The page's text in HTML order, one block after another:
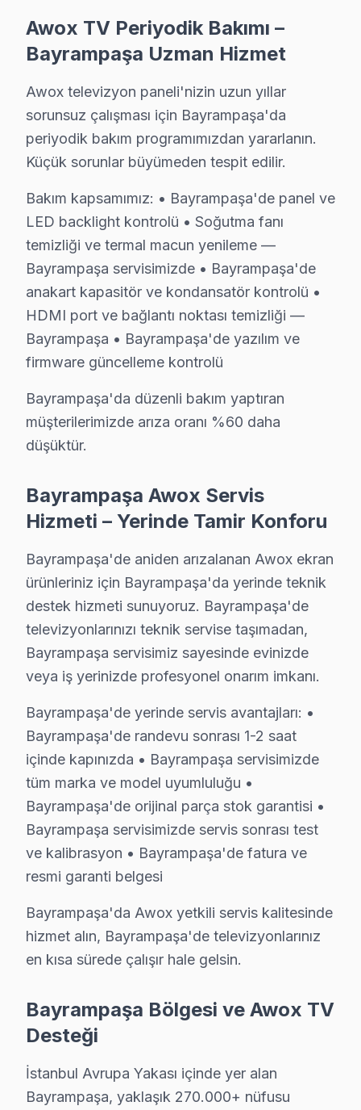
Coğrafi olarak merkezi bir konumda bulunan
Bu bağlamda, Awox TV modellerinin dağılımı da
Özellikle Bayrampaşa'nın bazı mahallelerinde, eski
Awox TV'nin Bayrampaşa'deki Yeri
İkinci sık görülen sorun, anakart arızalarıdır.
Üçüncü önemli sorun, güç kartı arızalarıdır. Ekranın
Dördüncü sık karşılaşılan sorun, backlight
Son olarak yazılım sorunları, kullanıcılar
Bütün bu teknik sorunlar, Bayrampaşa'daki Awox
Bayrampaşa ve Elektronik Tüketim Tarihi
Altıntepsi'de Awox TV Servisi
Altıntepsi Mahallesi, genelde eski binalarıyla
Cevatpaşa Mahallesi, dinamik yapısıyla dikkat
İsmetpaşa'da Awox TV Servisi
İsmetpaşa Mahallesi, tarihi dokusu ve çeşitli sosyal
Kartaltepe'de Awox TV Servisi
Kartaltepe Mahallesi, geniş apartman yapılarıyla
Kocatepe'de Awox TV Servisi
Muratpaşa'da Awox TV Servisi
Muratpaşa Mahallesi, yoğun bir göç alan ve dinamik
Orta'da Awox TV Servisi
Orta Mahallesi, tarihi geçmişiyle dikkat çeken bir
Terazidere'de Awox TV Servisi
Terazidere Mahallesi, her kesimden insanın
Vatan'da Awox TV Servisi
Vatan Mahallesi, tarihi ve kültürel dokusuyla önemli
Yenidoğan Mahallesi, genç nüfus yapısıyla dikkat
Yıldırım Mahallesi, yoğun yerleşim yapısıyla
Awox TV Periyodik Bakımı –
Bayrampaşa Uzman Hizmet
Awox televizyon paneli'nizin uzun yıllar
sorunsuz çalışması için Bayrampaşa'da
periyodik bakım programımızdan yararlanın.
Küçük sorunlar büyümeden tespit edilir.
Bakım kapsamımız: • Bayrampaşa'de panel ve
LED backlight kontrolü • Soğutma fanı
temizliği ve termal macun yenileme —
Bayrampaşa servisimizde • Bayrampaşa'de
anakart kapasitör ve kondansatör kontrolü •
HDMI port ve bağlantı noktası temizliği —
Bayrampaşa • Bayrampaşa'de yazılım ve
firmware güncelleme kontrolü
Bayrampaşa'da düzenli bakım yaptıran
müşterilerimizde arıza oranı %60 daha
düşüktür.
Bayrampaşa Awox Servis
Hizmeti – Yerinde Tamir Konforu
Bayrampaşa'de aniden arızalanan Awox ekran
ürünleriniz için Bayrampaşa'da yerinde teknik
destek hizmeti sunuyoruz. Bayrampaşa'de
televizyonlarınızı teknik servise taşımadan,
Bayrampaşa servisimiz sayesinde evinizde
veya iş yerinizde profesyonel onarım imkanı.
Bayrampaşa'de yerinde servis avantajları: •
Bayrampaşa'de randevu sonrası 1-2 saat
içinde kapınızda • Bayrampaşa servisimizde
tüm marka ve model uyumluluğu •
Bayrampaşa'de orijinal parça stok garantisi •
Bayrampaşa servisimizde servis sonrası test
ve kalibrasyon • Bayrampaşa'de fatura ve
resmi garanti belgesi
Bayrampaşa'da Awox yetkili servis kalitesinde
hizmet alın, Bayrampaşa'de televizyonlarınız
en kısa sürede çalışır hale gelsin.
Bayrampaşa Bölgesi ve Awox TV
Desteği
İstanbul Avrupa Yakası içinde yer alan
Bayrampaşa, yaklaşık 270.000+ nüfusu